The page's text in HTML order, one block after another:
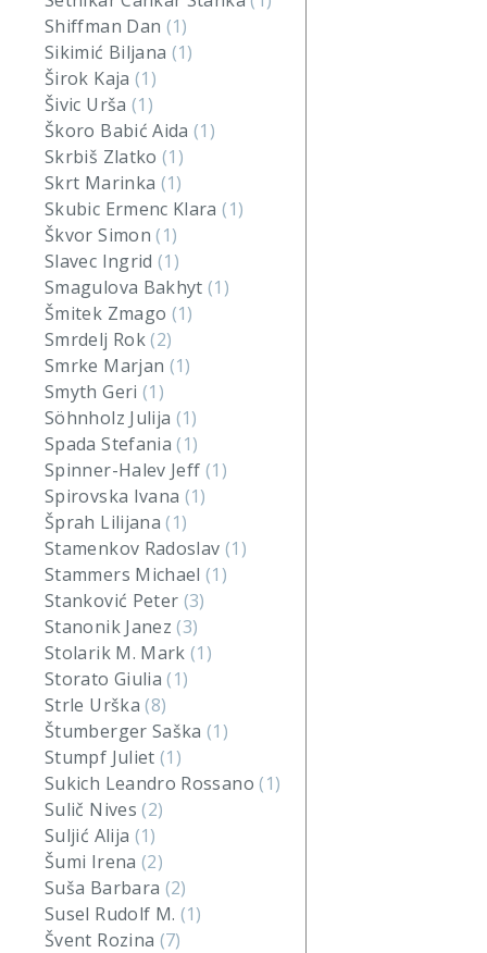
Shiffman Dan (1)
Sikimić Biljana (1)
Širok Kaja (1)
Šivic Urša (1)
Škoro Babić Aida(1)
Skrbiš Zlatko(1)
Skrt Marinka (1)
Skubic Ermenc Klara(1)
Škvor Simon(1)
Slavec Ingrid(1)
Smagulova Bakhyt(1)
Šmitek Zmago (1)
Smrdelj Rok(2)
Smrke Marjan (1)
Smyth Geri (1)
Söhnholz Julija (1)
Spada Stefania(1)
Spinner-Halev Jeff (1)
Spirovska Ivana (1)
Šprah Lilijana(1)
Stamenkov Radoslav (1)
Stammers Michael(1)
Stanković Peter (3)
Stanonik Janez(3)
Stolarik M. Mark(1)
Storato Giulia(1)
Strle Urška(8)
Štumberger Saška(1)
Stumpf Juliet(1)
Sukich Leandro Rossano(1)
Sulič Nives(2)
Suljić Alija (1)
Šumi Irena (2)
Suša Barbara (2)
Susel Rudolf M. (1)
Švent Rozina (7)